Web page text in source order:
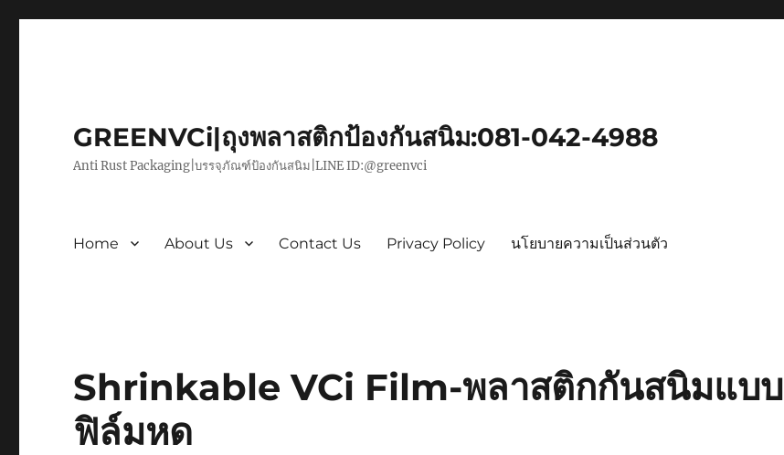
GREENVCi|ถุงพลาสติกป้องกันสนิม:081-042-4988
Anti Rust Packaging|บรรจุภัณฑ์ป้องกันสนิม|LINE ID:@greenvci
Home About Us Contact Us Privacy Policy นโยบายความเป็นส่วนตัว
Shrinkable VCi Film-พลาสติกกันสนิมแบบ
ฟิล์มหด